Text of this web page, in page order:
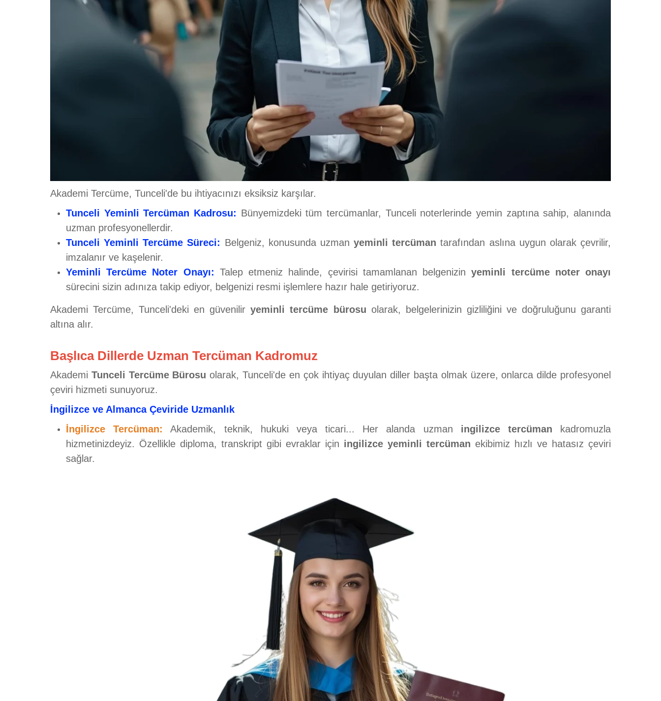
Akademi Tercüme, Tunceli'de bu ihtiyacınızı eksiksiz karşılar.
Tunceli Yeminli Tercüman Kadrosu: Bünyemizdeki tüm tercümanlar, Tunceli noterlerinde yemin zaptına sahip, alanında
uzman profesyonellerdir.
Tunceli Yeminli Tercüme Süreci: Belgeniz, konusunda uzmanyeminli tercüman tarafından aslına uygun olarak çevrilir,
imzalanır ve kaşelenir.
Yeminli Tercüme Noter Onayı: Talep etmeniz halinde, çevirisi tamamlanan belgenizinyeminli tercüme noter onayı
sürecini sizin adınıza takip ediyor, belgenizi resmi işlemlere hazır hale getiriyoruz.
Akademi Tercüme, Tunceli'deki en güveniliryeminli tercüme bürosu olarak, belgelerinizin gizliliğini ve doğruluğunu garanti
altına alır.
Başlıca Dillerde Uzman Tercüman Kadromuz
Akademi Tunceli Tercüme Bürosu olarak, Tunceli'de en çok ihtiyaç duyulan diller başta olmak üzere, onlarca dilde profesyonel
çeviri hizmeti sunuyoruz.
İngilizce ve Almanca Çeviride Uzmanlık
İngilizce Tercüman: Akademik, teknik, hukuki veya ticari... Her alanda uzman ingilizce tercüman kadromuzla
hizmetinizdeyiz. Özellikle diploma, transkript gibi evraklar için ingilizce yeminli tercüman ekibimiz hızlı ve hatasız çeviri
sağlar.